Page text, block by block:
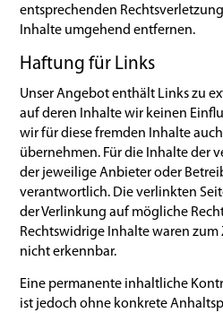
entsprechenden
Inhalte umgehend entfernen.
Haftung für Links
Unser Angebot enthält Links zu
auf deren Inhalte wir keinen
wir für diese fremden Inhalte
übernehmen. Für die Inhalte der
der jeweilige Anbieter oder
verantwortlich. Die verlinkten
der Verlinkung auf mögliche
Rechtswidrige Inhalte waren
nicht erkennbar.
Eine permanente inhaltliche
ist jedoch ohne konkrete